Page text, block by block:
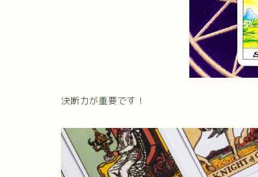
決断力が重要です！